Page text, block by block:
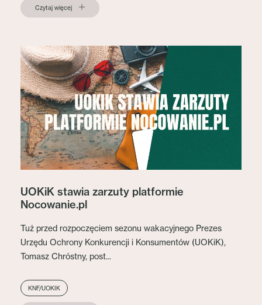
Czytaj więcej
UOKiK stawia zarzuty platformie
Nocowanie.pl
Tuż przed rozpoczęciem sezonu wakacyjnego Prezes
Urzędu Ochrony Konkurencji i Konsumentów (UOKiK),
Tomasz Chróstny, post...
KNF/UOKIK